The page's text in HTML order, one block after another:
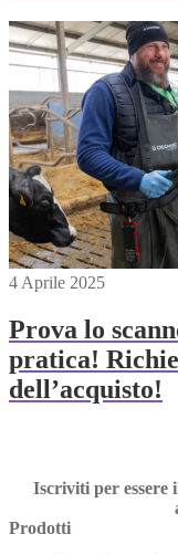
4 Aprile 2025
Prova lo
pratica!
dell’acquisto!
Iscriviti per essere
Prodotti